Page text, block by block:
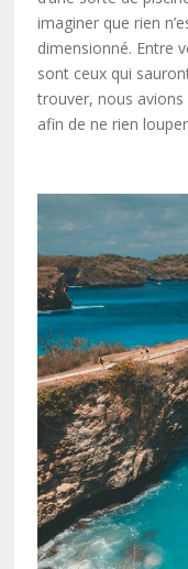
imaginer que rien
dimensionné. Entre
sont ceux qui
trouver, nous avions
afin de ne rien